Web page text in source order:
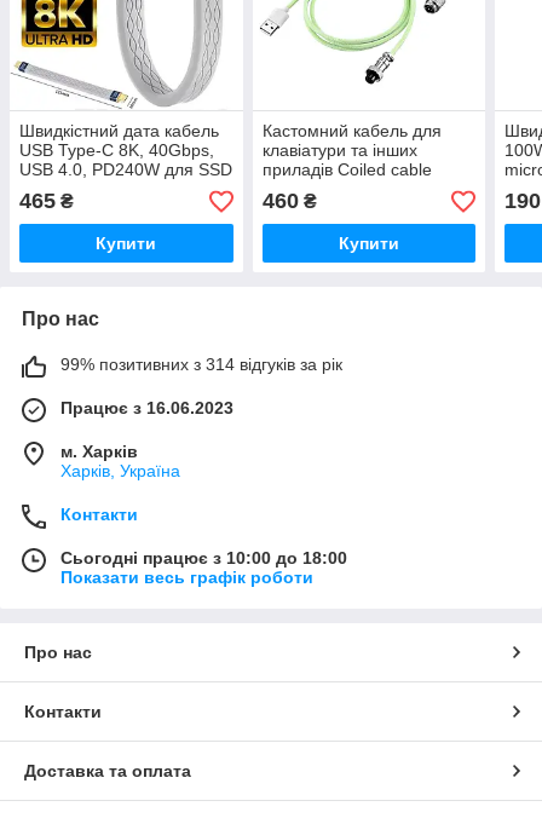
Швидкістний дата кабель
USB Type-C 8K, 40Gbps,
USB 4.0, PD240W для SSD
465 ₴
Купити
Кастомний кабель для
клавіатури та інших
приладів Coiled cable
USB-A - USB Type-C
460₴
Купити
190
Про нас
99% позитивних з 314 відгуків за рік
Працює з 16.06.2023
м. Харків
Харків, Україна
Контакти
Сьогодні працює з 10:00 до 18:00
Показати весь графік роботи
Про нас
Контакти
Доставка та оплата